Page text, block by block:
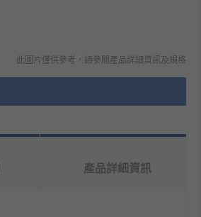
此圖片僅供參考，請參閲產品詳細資訊及規格
產品詳細資訊